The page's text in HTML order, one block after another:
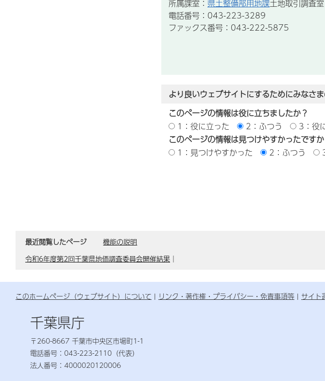
所属課室： 県土整備部用地課土地取引調査室
電話番号：043-223-3289
ファックス番号：043-222-5875
より良いウェブサイトにするためにみなさ
このページの情報は役に立ちましたか？
1：役に立った
2：ふつう
3：役
このページの情報は見つけやすかったですか
1：見つけやすかった
2：ふつう
最近閲覧したページ
機能の説明
令和6年度第2回千葉県地価調査委員会開催結果 ｜
このホームページ（ウェブサイト）について リンク・著作権・プライバシー・免責事項等 サイト
千葉県庁
〒260-8667 千葉市中央区市場町1-1
電話番号：043-223-2110（代表）
法人番号：4000020120006